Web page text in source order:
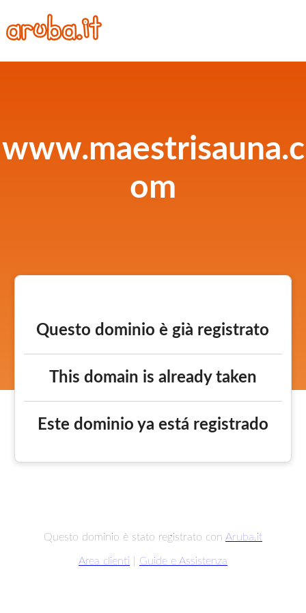
www.maestrisauna.c
om
Questo dominio è già registrato
This domain is already taken
Este dominio ya está registrado
Questo dominio è stato registrato con Aruba.it
Area clienti Guide e Assistenza